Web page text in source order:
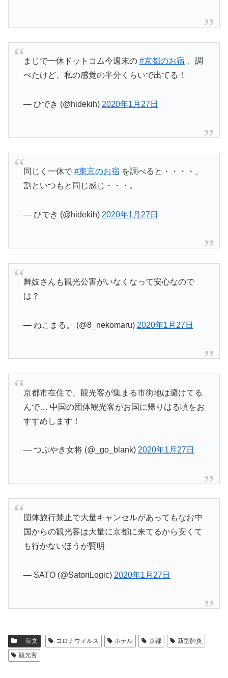
まじで一休ドットコム今週末の #京都のお宿 、調
べたけど、私の感覚の半分くらいで出てる！
— ひでき (@hidekih) 2020年1月27日
同じく一休で #東京のお宿 を調べると・・・・、
割といつもと同じ感じ・・・。
— ひでき (@hidekih) 2020年1月27日
舞妓さんも観光公害がいなくなって安心なので
は？
— ねこまる。 (@8_nekomaru) 2020年1月27日
京都市在住で、観光客が集まる市街地は避けてる
んで… 中国の団体観光客がお国に帰りはる頃をお
すすめします！
— つぶやき女将 (@_go_blank) 2020年1月27日
団体旅行禁止で大量キャンセルがあってもなお中
国からの観光客は大量に京都に来てるから安くて
も行かないほうが賢明
— SATO (@SatoriLogic) 2020年1月27日
長文 コロナウィルス ホテル 京都
新型肺炎
観光客